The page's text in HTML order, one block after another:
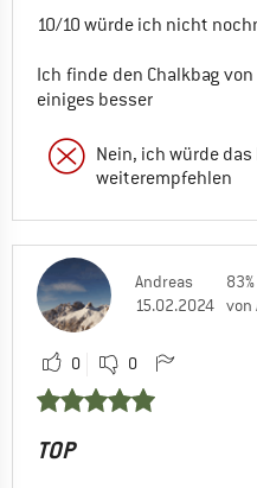
10/10 würde ich nicht
Ich finde den Chalkbag
einiges besser
Nein, ich würde
weiterempfehlen
Andreas
15.02.2024 von
0 0
TOP